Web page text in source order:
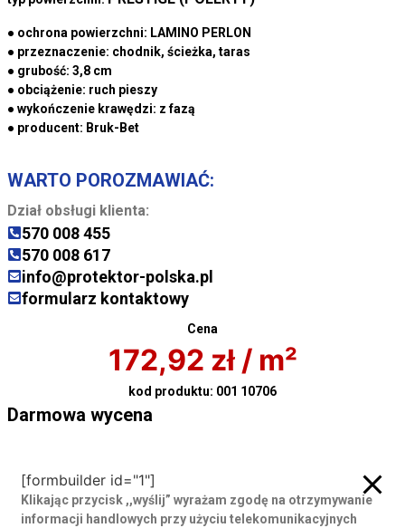
● ochrona powierzchni: LAMINO PERLON
● przeznaczenie: chodnik, ścieżka, taras
● grubość: 3,8 cm
● obciążenie: ruch pieszy
● wykończenie krawędzi: z fazą
● producent: Bruk-Bet
WARTO POROZMAWIAĆ:
Dział obsługi klienta:
570 008 455
570 008 617
info@protektor-polska.pl
formularz kontaktowy
Cena
172,92 zł / m²
kod produktu: 001 10706
Darmowa wycena
[formbuilder id="1"]
Klikając przycisk ,,wyślij” wyrażam zgodę na otrzymywanie
informacji handlowych przy użyciu telekomunikacyjnych